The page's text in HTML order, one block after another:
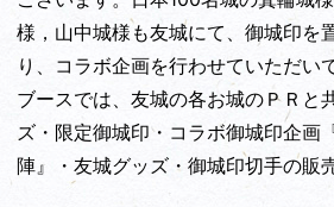
様，山中城様も友城にて、御城印を
り、コラボ企画を行わせていただい
ブースでは、友城の各お城のＰＲと
ズ・限定御城印・コラボ御城印企画
陣』・友城グッズ・御城印切手の販